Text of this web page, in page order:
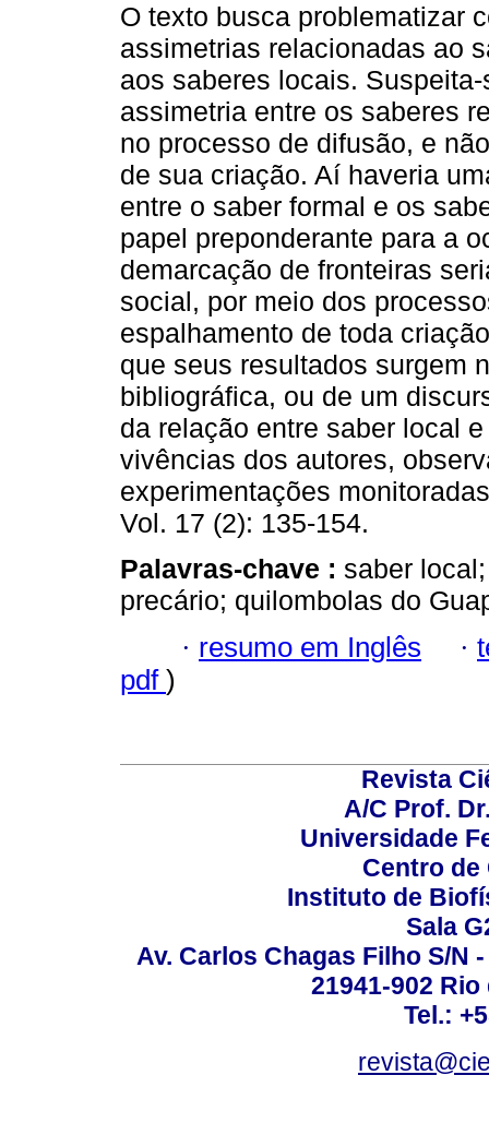
O texto busca problematizar
assimetrias relacionadas ao
aos saberes locais.
assimetria entre os saberes
no processo de difusão, e
de sua criação. Aí haveria
entre o saber formal e os
papel preponderante para a
demarcação de fronteiras
social, por meio dos
espalhamento de toda
que seus resultados surgem
bibliográfica, ou de um
da relação entre saber local
vivências dos autores,
experimentações
Vol. 17 (2): 135-154.
Palavras-chave : saber
precário; quilombolas do
· resumo em Inglês ·
pdf )
Revista
A/C Prof.
Universidade
Centro de
Instituto de
Sala
Av. Carlos Chagas Filho S/N
21941-902
Tel.: